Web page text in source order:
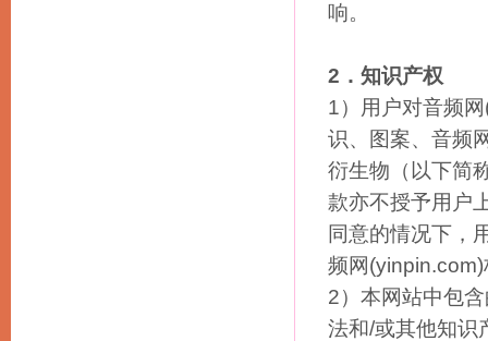
响。
2．知识产权
1）用户对音频
识、图案、音频
衍生物（以下简
款亦不授予用户
同意的情况下，
频网
2）本网站中包
法和/或其他知识